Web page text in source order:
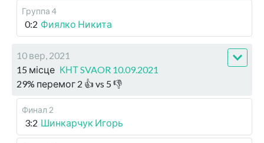
Группа 4
0:2 Фиялко Никита
10 вер, 2021
15 місце КНТ SVAOR 10.09.2021
29% перемог 2 👍 vs 5 👎
Финал 2
3:2 Шинкарчук Игорь